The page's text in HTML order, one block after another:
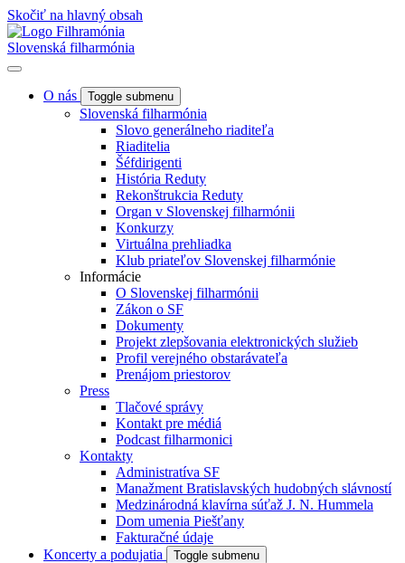
Skočiť na hlavný obsah
Slovenská filharmónia
O nás Toggle submenu
Slovenská filharmónia
Slovo generálneho riaditeľa
Riaditelia
Šéfdirigenti
História Reduty
Rekonštrukcia Reduty
Organ v Slovenskej filharmónii
Konkurzy
Virtuálna prehliadka
Klub priateľov Slovenskej filharmónie
Informácie
O Slovenskej filharmónii
Zákon o SF
Dokumenty
Projekt zlepšovania elektronických služieb
Profil verejného obstarávateľa
Prenájom priestorov
Press
Tlačové správy
Kontakt pre médiá
Podcast filharmonici
Kontakty
Administratíva SF
Manažment Bratislavských hudobných slávností
Medzinárodná klavírna súťaž J. N. Hummela
Dom umenia Piešťany
Fakturačné údaje
Koncerty a podujatia
Toggle submenu